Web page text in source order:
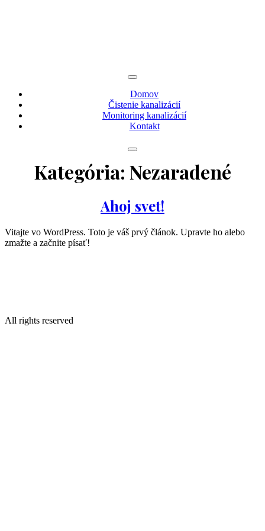
Domov
Čistenie kanalizácií
Monitoring kanalizácií
Kontakt
Kategória: Nezaradené
Ahoj svet!
Vitajte vo WordPress. Toto je váš prvý článok. Upravte ho alebo
zmažte a začnite písať!
All rights reserved